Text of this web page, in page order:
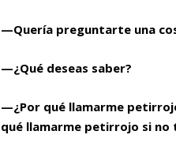
—Quería preguntarte una
—¿Qué deseas saber?
—¿Por qué llamarme
qué llamarme petirrojo si no